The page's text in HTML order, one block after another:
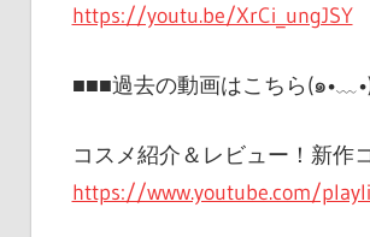
https://youtu.be/XrCi_ungJSY
■■■過去の動画はこちら(๑
コスメ紹介＆レビュー！新作
https://www.youtube.com/